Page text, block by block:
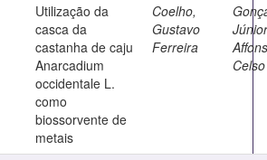
Utilização da
casca da
castanha de caju
Anarcadium
occidentale L.
como
biossorvente de
metais
Coelho,
Gustavo
Ferreira
Celso